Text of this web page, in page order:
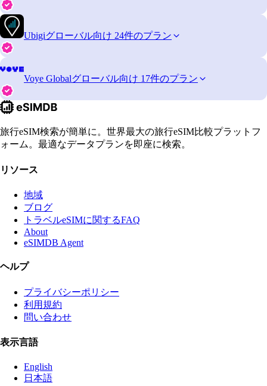
Ubigiグローバル向け 24件のプラン
Voye Globalグローバル向け 17件のプラン
旅行eSIM検索が簡単に。世界最大の旅行eSIM比較プラットフ
ォーム。最適なデータプランを即座に検索。
リソース
地域
ブログ
トラベルeSIMに関するFAQ
About
eSIMDB Agent
ヘルプ
プライバシーポリシー
利用規約
問い合わせ
表示言語
English
日本語